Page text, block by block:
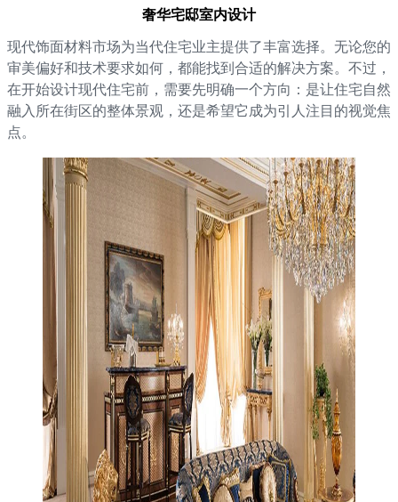
奢华宅邸室内设计
现代饰面材料市场为当代住宅业主提供了丰富选择。无论您的
审美偏好和技术要求如何，都能找到合适的解决方案。不过，
在开始设计现代住宅前，需要先明确一个方向：是让住宅自然
融入所在街区的整体景观，还是希望它成为引人注目的视觉焦
点。